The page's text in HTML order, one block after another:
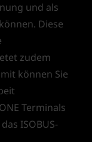
und als
Diese
zudem
können Sie
Terminals
ISOBUS-